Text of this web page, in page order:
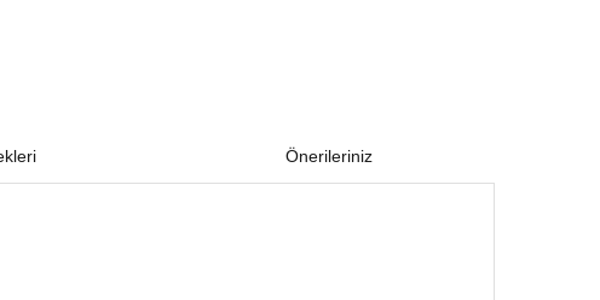
Önerileriniz